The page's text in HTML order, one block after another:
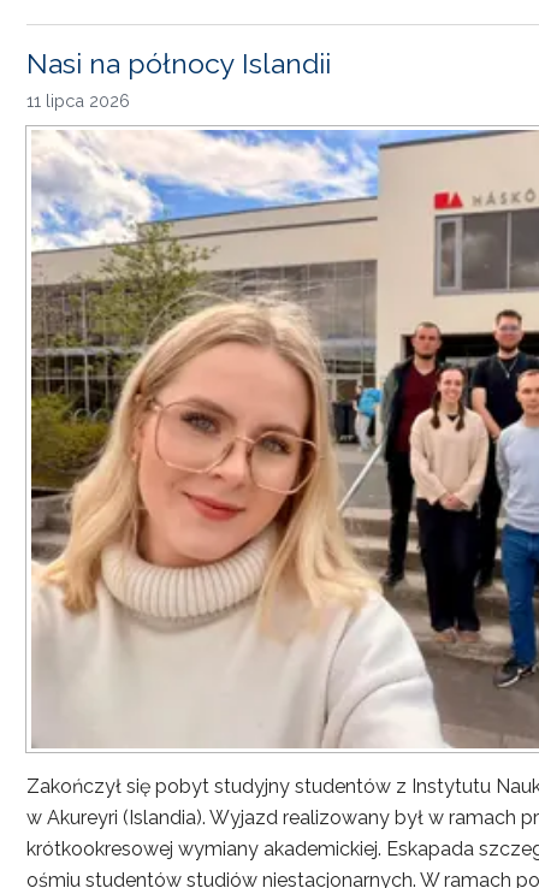
Nasi na północy Islandii
11 lipca 2026
Zakończył się pobyt studyjny studentów z Instytutu
w Akureyri (Islandia). Wyjazd realizowany był w ramach
krótkookresowej wymiany akademickiej. Eskapada
ośmiu studentów studiów niestacjonarnych. W ramach